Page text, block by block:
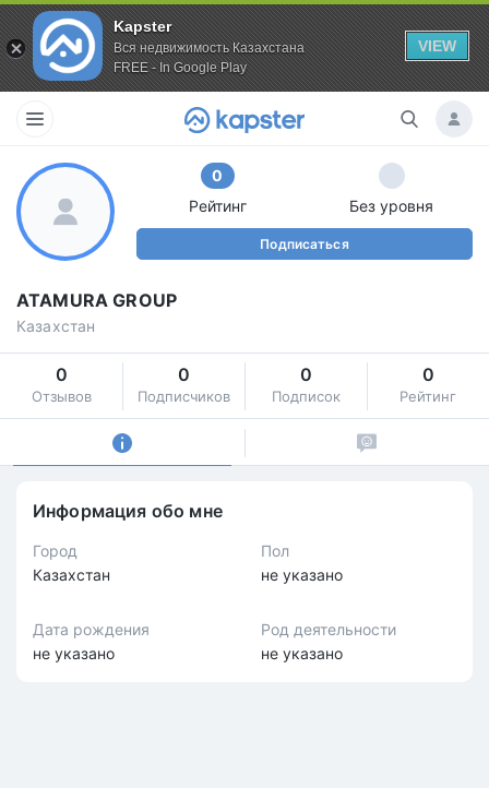
Kapster
Вся недвижимость Казахстана
FREE - In Google Play
VIEW
0
Рейтинг
Без уровня
Подписаться
ATAMURA GROUP
Казахстан
0
Отзывов
0
Подписчиков
0
Подписок
0
Рейтинг
Информация обо мне
Город
Казахстан
Пол
не указано
Дата рождения
не указано
Род деятельности
не указано